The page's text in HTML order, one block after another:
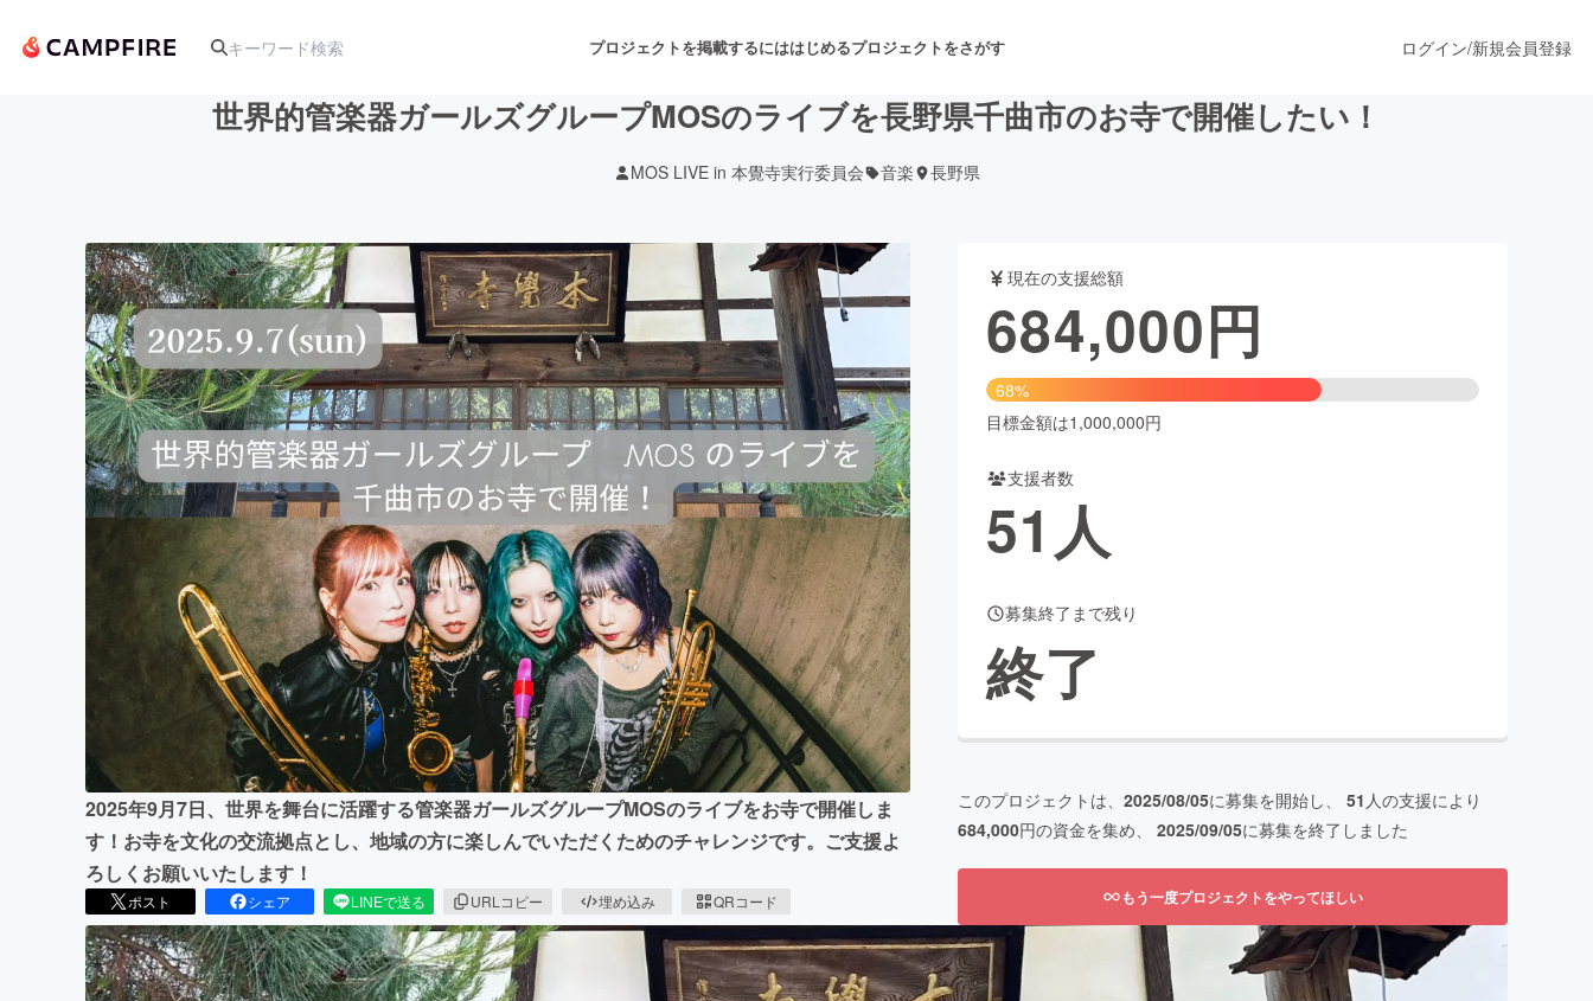
プロジェクトを掲載するにははじめるプロジェクトをさがす
アート・写真 音楽 舞台・パフォーマンス
テクノロジー・ガジェット ゲーム・サービス開発 ファッション
映像・映画 書籍・雑誌出版 アニメ・漫画
ビジネス・起業 チャレンジ ビューティー・ヘルスケア
まちづくり・地域活性化
CAMPFIRE for Social Good
CAMPFIRE Creation
CAMPFIREふるさと納税machi-yaコミュニティ
ログイン/新規会員登録
世界的管楽器ガールズグループMOSのライブを長野県千曲市のお寺で開催したい！
MOS LIVE in 本覺寺実行委員会 音楽 長野県
2025年9月7日、世界を舞台に活躍する管楽器ガールズグループMOSのライブをお寺で開催しま
す！お寺を文化の交流拠点とし、地域の方に楽しんでいただくためのチャレンジです。ご支援よ
ろしくお願いいたします！
ポスト シェア LINEで送る URLコピー 埋め込み QRコード
現在の支援総額
684,000円
68%
目標金額は1,000,000円
支援者数
51 人
募集終了まで残り
終了
このプロジェクトは、 2025/08/05に募集を開始し、 51 人の支援により
684,000円の資金を集め、 2025/09/05に募集を終了しました
もう一度プロジェクトをやってほしい